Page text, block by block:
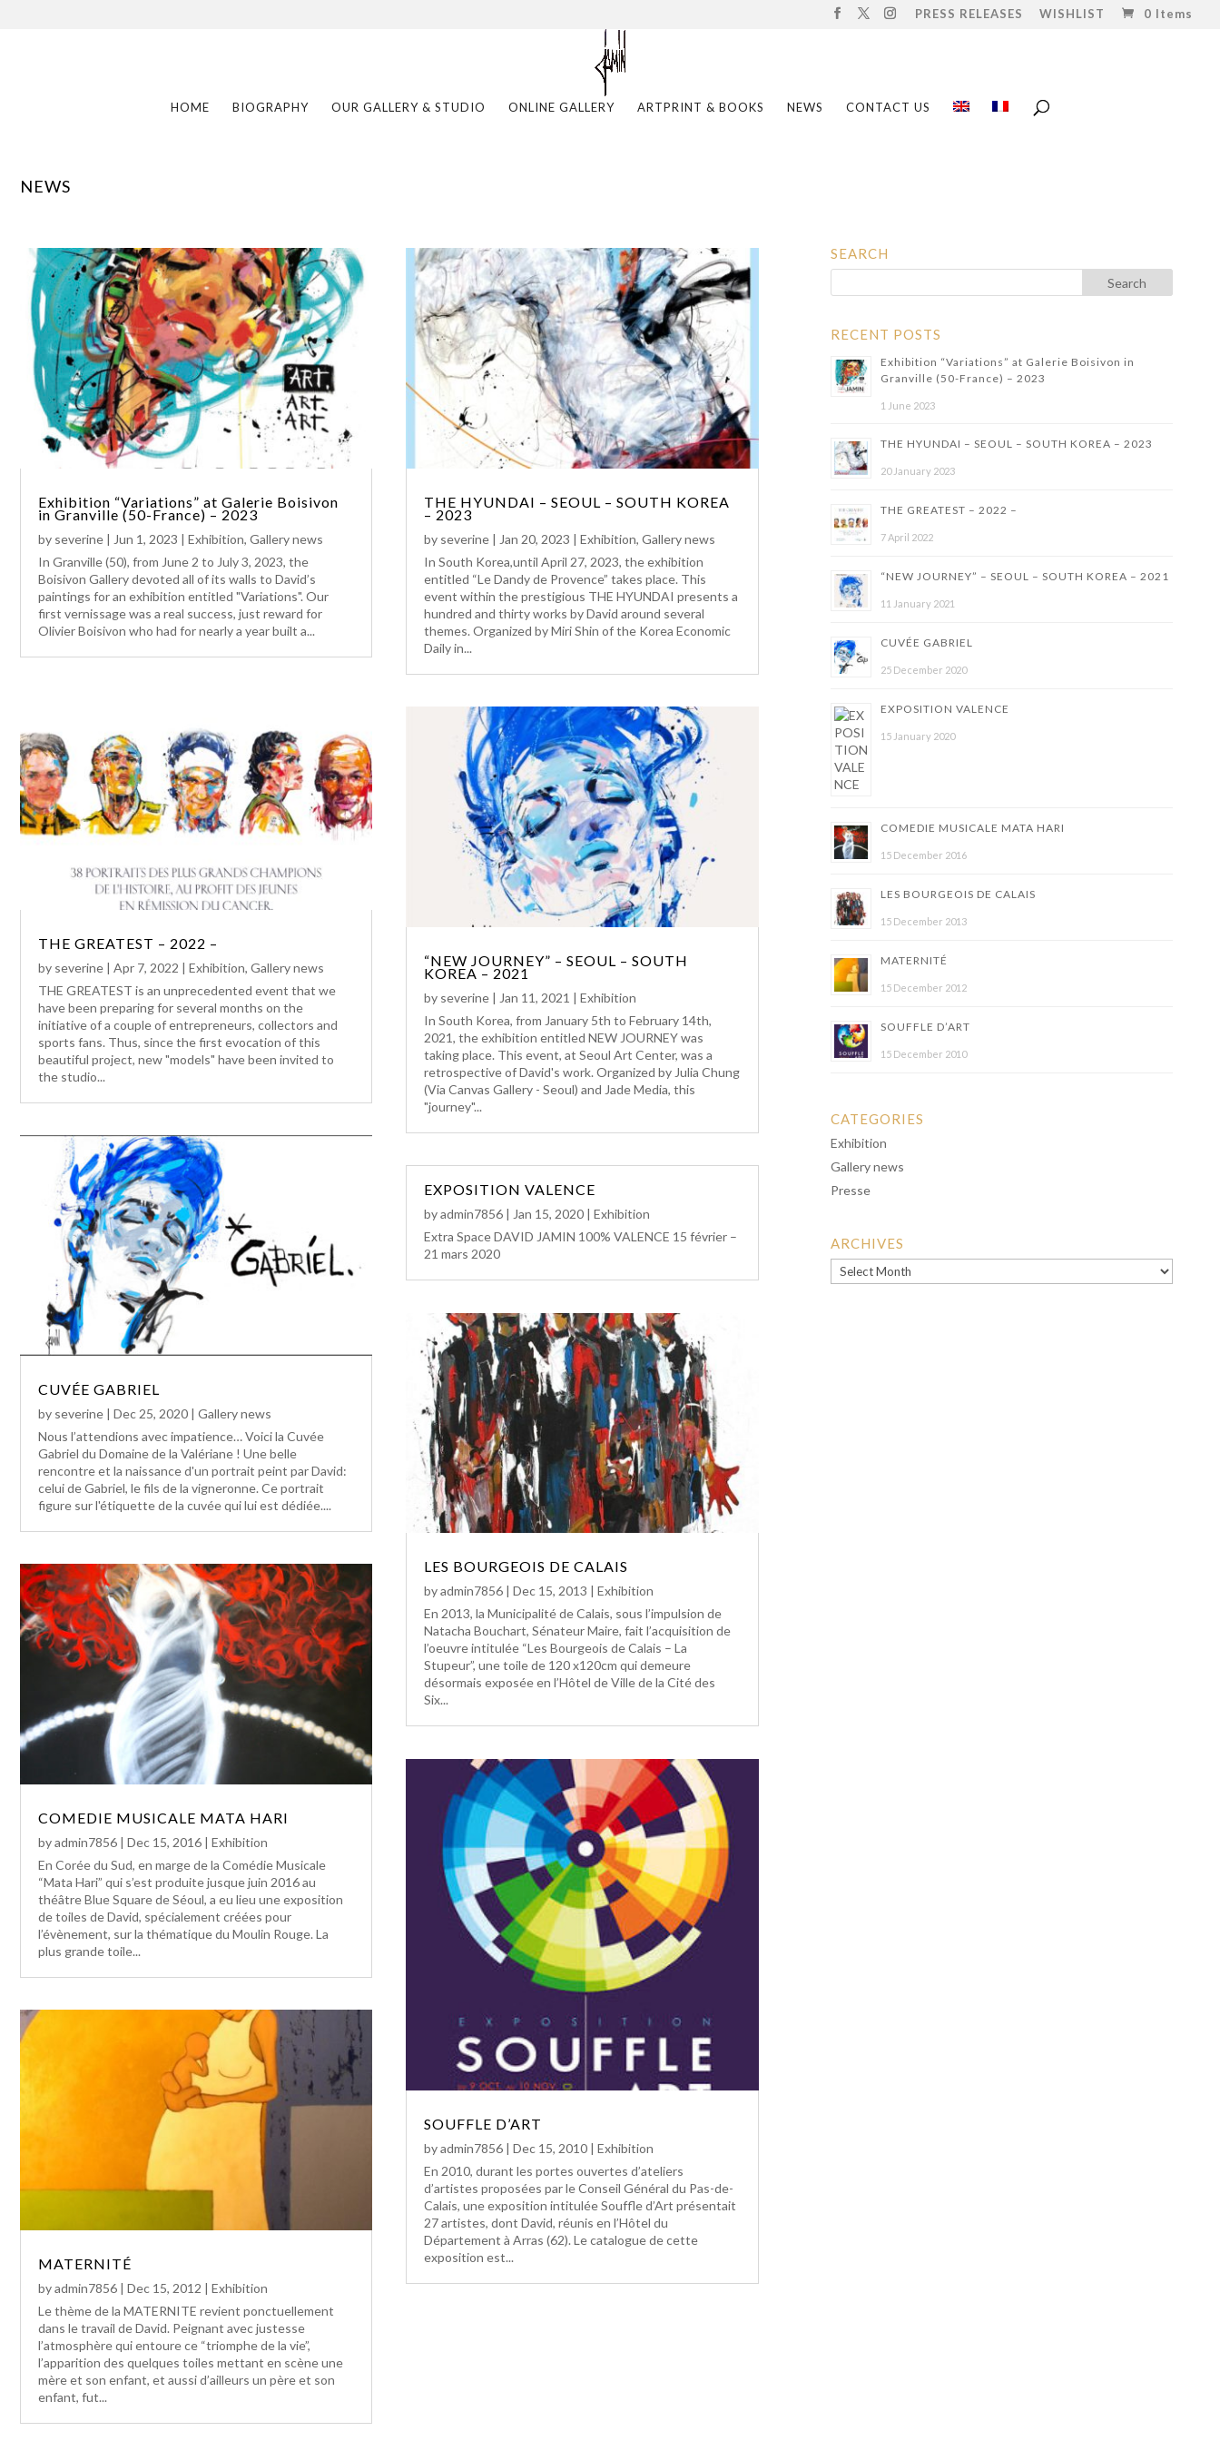
PRESS RELEASES WISHLIST 0 Items
HOME BIOGRAPHY OUR GALLERY & STUDIO ONLINE GALLERY ARTPRINT & BOOKS NEWS CONTACT US
NEWS
Exhibition “Variations” at Galerie Boisivon
in Granville (50-France) – 2023
by severine | Jun 1, 2023 | Exhibition, Gallery news
In Granville (50), from June 2 to July 3, 2023, the
Boisivon Gallery devoted all of its walls to David’s
paintings for an exhibition entitled "Variations". Our
first vernissage was a real success, just reward for
Olivier Boisivon who had for nearly a year built a...
THE GREATEST – 2022 –
by severine | Apr 7, 2022 | Exhibition, Gallery news
THE GREATEST is an unprecedented event that we
have been preparing for several months on the
initiative of a couple of entrepreneurs, collectors and
sports fans. Thus, since the first evocation of this
beautiful project, new "models" have been invited to
the studio...
CUVÉE GABRIEL
by severine | Dec 25, 2020 | Gallery news
Nous l’attendions avec impatience… Voici la Cuvée
Gabriel du Domaine de la Valériane ! Une belle
rencontre et la naissance d'un portrait peint par David:
celui de Gabriel, le fils de la vigneronne. Ce portrait
figure sur l'étiquette de la cuvée qui lui est dédiée....
COMEDIE MUSICALE MATA HARI
byadmin7856 | Dec 15, 2016 | Exhibition
En Corée du Sud, en marge de la Comédie Musicale
“Mata Hari” qui s’est produite jusque juin 2016 au
théâtre Blue Square de Séoul, a eu lieu une exposition
de toiles de David, spécialement créées pour
l’évènement, sur la thématique du Moulin Rouge. La
plus grande toile...
MATERNITÉ
byadmin7856 | Dec 15, 2012 | Exhibition
Le thème de la MATERNITE revient ponctuellement
dans le travail de David. Peignant avec justesse
l’atmosphère qui entoure ce “triomphe de la vie”,
l’apparition des quelques toiles mettant en scène une
mère et son enfant, et aussi d’ailleurs un père et son
enfant, fut...
THE HYUNDAI – SEOUL – SOUTH KOREA
– 2023
by severine | Jan 20, 2023 |Exhibition,Gallery news
In South Korea,until April 27, 2023, the exhibition
entitled “Le Dandy de Provence” takes place. This
event within the prestigious THE HYUNDAI presents a
hundred and thirty works by David around several
themes. Organized by Miri Shin of the Korea Economic
Daily in...
“NEW JOURNEY” – SEOUL – SOUTH
KOREA – 2021
by severine | Jan 11, 2021 |Exhibition
In South Korea, from January 5th to February 14th,
2021, the exhibition entitled NEW JOURNEY was
taking place. This event, at Seoul Art Center, was a
retrospective of David's work. Organized by Julia Chung
(Via Canvas Gallery - Seoul) and Jade Media, this
"journey"...
EXPOSITION VALENCE
byadmin7856 | Jan 15, 2020 |Exhibition
Extra Space DAVID JAMIN 100% VALENCE 15 février –
21 mars 2020
LES BOURGEOIS DE CALAIS
byadmin7856 |Dec 15, 2013 |Exhibition
En 2013, la Municipalité de Calais, sous l’impulsion de
Natacha Bouchart, Sénateur Maire, fait l’acquisition de
l’oeuvre intitulée “Les Bourgeois de Calais – La
Stupeur”, une toile de 120 x120cm qui demeure
désormais exposée en l’Hôtel de Ville de la Cité des
Six...
SOUFFLE D’ART
byadmin7856 |Dec 15, 2010 |Exhibition
En 2010, durant les portes ouvertes d’ateliers
d’artistes proposées par le Conseil Général du Pas-de-
Calais, une exposition intitulée Souffle d’Art présentait
27 artistes, dont David, réunis en l’Hôtel du
Département à Arras (62). Le catalogue de cette
exposition est...
SEARCH
RECENT POSTS
Exhibition “Variations” at Galerie Boisivon in
Granville (50-France) – 2023
1 June 2023
THE HYUNDAI – SEOUL – SOUTH KOREA – 2023
20 January 2023
THE GREATEST – 2022 –
7 April 2022
“NEW JOURNEY” – SEOUL – SOUTH KOREA – 2021
11 January 2021
CUVÉE GABRIEL
25 December 2020
EXPOSITION VALENCE
15 January 2020
COMEDIE MUSICALE MATA HARI
15 December 2016
LES BOURGEOIS DE CALAIS
15 December 2013
MATERNITÉ
15 December 2012
SOUFFLE D’ART
15 December 2010
CATEGORIES
Exhibition
Gallery news
Presse
ARCHIVES
Archives